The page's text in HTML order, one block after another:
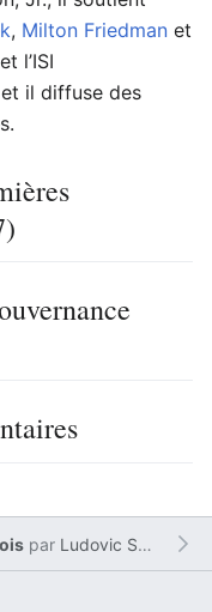
, Milton Friedman et
et l’ISI
il diffuse des
par Ludovic Sesim